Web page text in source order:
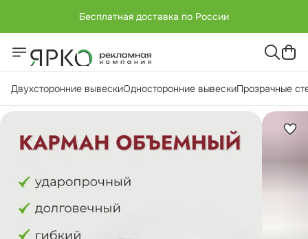
Бесплатная доставка по России
Бесплатная доставка по России
Двухсторонние вывескиОдносторонние вывескиПрозрачные